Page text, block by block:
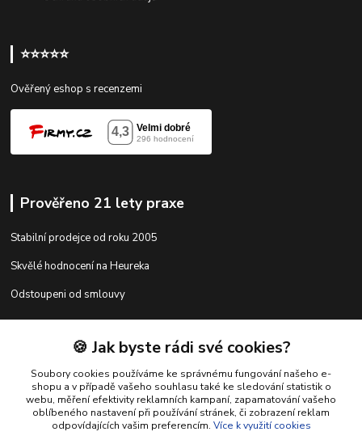
⭐⭐⭐⭐⭐
Ověřený eshop s recenzemi
Prověřeno 21 lety praxe
Stabilní prodejce od roku 2005
Skvělé hodnocení na Heureka
Odstoupeni od smlouvy
Kontakty
shop@racing-tuning-shop.cz
🍪 Jak byste rádi své cookies?
Soubory cookies používáme ke správnému fungování našeho e-
shopu a v případě vašeho souhlasu také ke sledování statistik o
webu, měření efektivity reklamních kampaní, zapamatování vašeho
oblíbeného nastavení při používání stránek, či zobrazení reklam
odpovídajících vašim preferencím. Více k využití cookies